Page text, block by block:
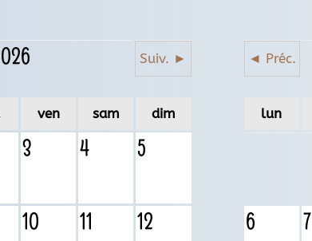
Suiv. ►
ven sam dim
3 4 5
10 11 12
◄ Préc.
lun
6 7